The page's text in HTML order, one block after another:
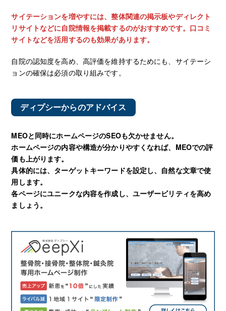
サイテーションを増やすには、整体関連の掲示板やディレクト
リサイトなどに自院情報を掲載するのがおすすめです。口コミ
サイトなどを活用するのも効果があります。
自院の認知度を高め、高評価を維持するためにも、サイテーシ
ョンの確保は必須の取り組みです。
ディプシーからのアドバイス
MEOと同時にホームページのSEOも欠かせません。
ホームページの内容や構造が分かりやすくなれば、MEOでの評
価も上がります。
具体的には、ターゲットキーワードを設定し、自然な文章で使
用します。
各ページにユニークな内容を作成し、ユーザービリティを高め
ましょう。